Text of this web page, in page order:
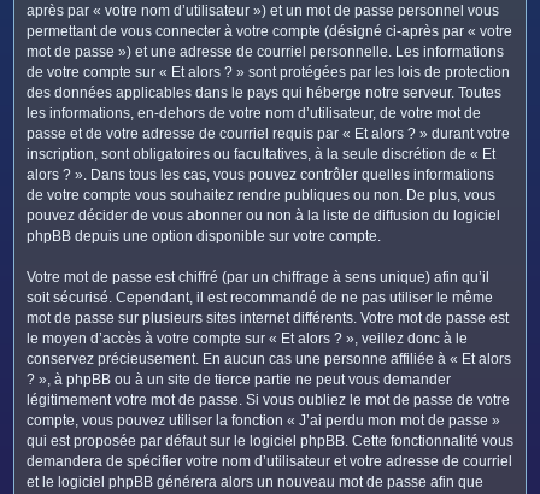
après par « votre nom d’utilisateur ») et un mot de passe personnel vous
permettant de vous connecter à votre compte (désigné ci-après par « votre
mot de passe ») et une adresse de courriel personnelle. Les informations
de votre compte sur « Et alors ? » sont protégées par les lois de protection
des données applicables dans le pays qui héberge notre serveur. Toutes
les informations, en-dehors de votre nom d’utilisateur, de votre mot de
passe et de votre adresse de courriel requis par « Et alors ? » durant votre
inscription, sont obligatoires ou facultatives, à la seule discrétion de « Et
alors ? ». Dans tous les cas, vous pouvez contrôler quelles informations
de votre compte vous souhaitez rendre publiques ou non. De plus, vous
pouvez décider de vous abonner ou non à la liste de diffusion du logiciel
phpBB depuis une option disponible sur votre compte.
Votre mot de passe est chiffré (par un chiffrage à sens unique) afin qu’il
soit sécurisé. Cependant, il est recommandé de ne pas utiliser le même
mot de passe sur plusieurs sites internet différents. Votre mot de passe est
le moyen d’accès à votre compte sur « Et alors ? », veillez donc à le
conservez précieusement. En aucun cas une personne affiliée à « Et alors
? », à phpBB ou à un site de tierce partie ne peut vous demander
légitimement votre mot de passe. Si vous oubliez le mot de passe de votre
compte, vous pouvez utiliser la fonction « J’ai perdu mon mot de passe »
qui est proposée par défaut sur le logiciel phpBB. Cette fonctionnalité vous
demandera de spécifier votre nom d’utilisateur et votre adresse de courriel
et le logiciel phpBB générera alors un nouveau mot de passe afin que